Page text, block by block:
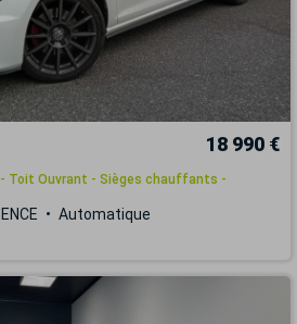
18 990 €
- Toit Ouvrant - Sièges chauffants -
Automatique